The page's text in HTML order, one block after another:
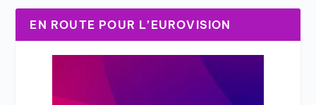
EN ROUTE POUR L’EUROVISION